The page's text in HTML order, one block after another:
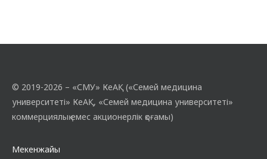
© 2019-2026 – «СМУ» КеАҚ («Семей медицина
университеті» КеАҚ, «Семей медицина университеті»
коммерциялық емес акционерлік қоғамы)
Мекенжайы